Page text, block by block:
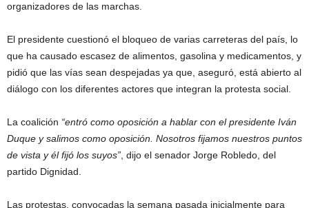
organizadores de las marchas.
El presidente cuestionó el bloqueo de varias carreteras del país, lo
que ha causado escasez de alimentos, gasolina y medicamentos, y
pidió que las vías sean despejadas ya que, aseguró, está abierto al
diálogo con los diferentes actores que integran la protesta social.
La coalición
entró como oposición a hablar con el presidente Iván
Duque y salimos como oposición. Nosotros fijamos nuestros puntos
de vista y él fijó los suyos
, dijo el senador Jorge Robledo, del
partido Dignidad.
Las protestas, convocadas la semana pasada inicialmente para